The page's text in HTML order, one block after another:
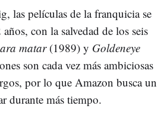
las películas de la franquicia se
con la salvedad de los seis
matar (1989) y Goldeneye
son cada vez más ambiciosas
por lo que Amazon busca un
durante más tiempo.